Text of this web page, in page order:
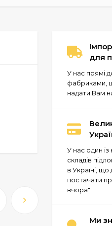
для
У нас прямі
фабриками,
надати Вам
У нас один із
складів
в Україні,
постачати
вчора"
Ми